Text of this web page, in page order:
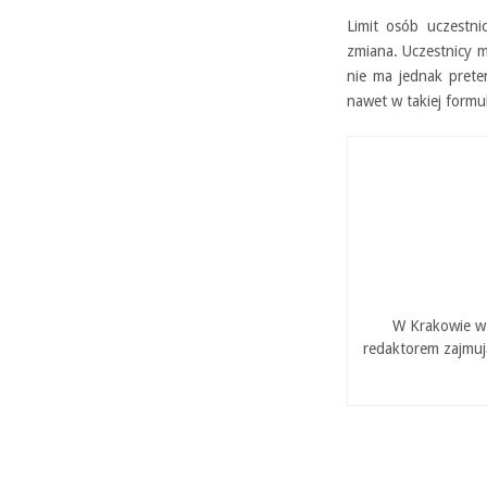
Limit osób
zmiana. Uczestnicy
nie ma jednak
nawet w takiej
W Krakowie
redaktorem